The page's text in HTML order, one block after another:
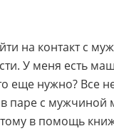
на контакт с
У меня есть
еще нужно? Все
паре с
в помощь